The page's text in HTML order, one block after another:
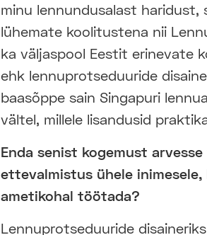
minu lennundusalast haridust,
lühemate koolitustena nii
ka väljaspool Eestit erinevate
ehk lennuprotseduuride
baasõppe sain Singapuri
vältel, millele lisandusid
Enda senist kogemust
ettevalmistus ühele
ametikohal töötada?
Lennuprotseduuride